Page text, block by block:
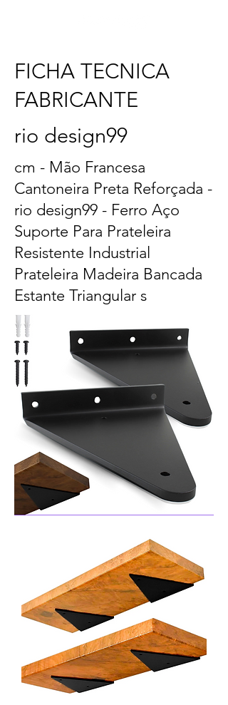
FICHA TECNICA
FABRICANTE
rio design99
cm - Mão Francesa
Cantoneira Preta Reforçada -
rio design99 - Ferro Aço
Suporte Para Prateleira
Resistente Industrial
Prateleira Madeira Bancada
Estante Triangular s